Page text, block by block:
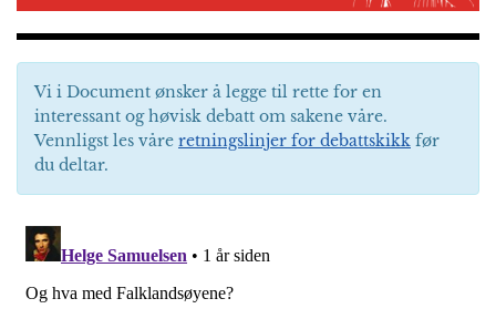
Vi i Document ønsker å legge til rette for en
interessant og høvisk debatt om sakene våre.
Vennligst les våre retningslinjer for debattskikk før
du deltar.